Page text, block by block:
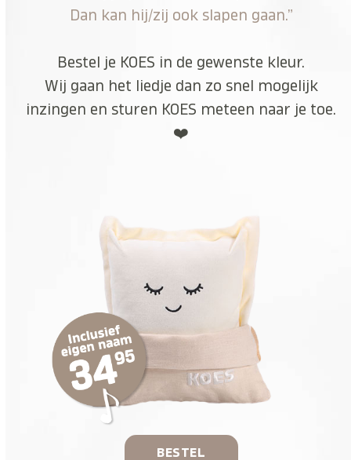
Dan kan hij/zij ook slapen gaan.”
Bestel je KOES in de gewenste kleur.
Wij gaan het liedje dan zo snel mogelijk
inzingen en sturen KOES meteen naar je toe.
❤️
BESTEL